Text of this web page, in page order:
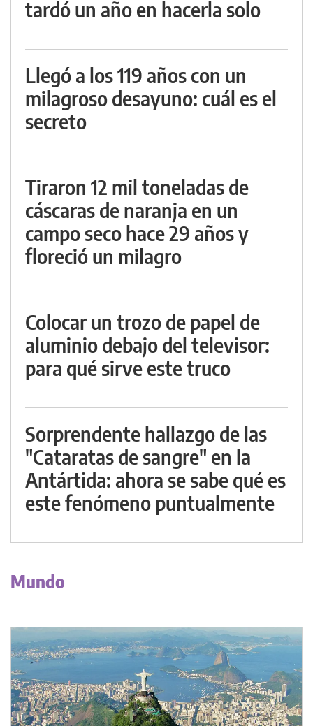
tardó un año en hacerla solo
Llegó a los 119 años con un
milagroso desayuno: cuál es el
secreto
Tiraron 12 mil toneladas de
cáscaras de naranja en un
campo seco hace 29 años y
floreció un milagro
Colocar un trozo de papel de
aluminio debajo del televisor:
para qué sirve este truco
Sorprendente hallazgo de las
"Cataratas de sangre" en la
Antártida: ahora se sabe qué es
este fenómeno puntualmente
Mundo